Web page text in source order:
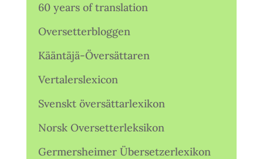
60 years of translation
Oversetterbloggen
Kääntäjä-Översättaren
Vertalerslexicon
Svenskt översättarlexikon
Norsk Oversetterleksikon
Germersheimer Übersetzerlexikon